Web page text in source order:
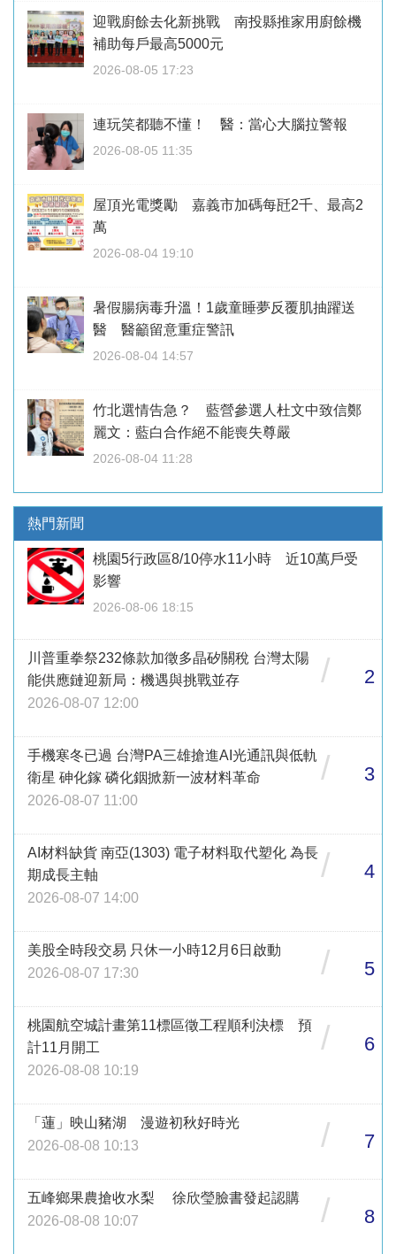
迎戰廚餘去化新挑戰 南投縣推家用廚餘機
補助每戶最高5000元
2026-08-05 17:23
連玩笑都聽不懂！ 醫：當心大腦拉警報
2026-08-05 11:35
屋頂光電獎勵 嘉義市加碼每瓩2千、最高2
萬
2026-08-04 19:10
暑假腸病毒升溫！1歲童睡夢反覆肌抽躍送
醫 醫籲留意重症警訊
2026-08-04 14:57
竹北選情告急？ 藍營參選人杜文中致信鄭
麗文：藍白合作絕不能喪失尊嚴
2026-08-04 11:28
熱門新聞
桃園5行政區8/10停水11小時 近10萬戶受
影響
2026-08-06 18:15
川普重拳祭232條款加徵多晶矽關稅 台灣太陽
能供應鏈迎新局：機遇與挑戰並存
2026-08-07 12:00
/ 2
手機寒冬已過 台灣PA三雄搶進AI光通訊與低軌
衛星 砷化鎵 磷化銦掀新一波材料革命
2026-08-07 11:00
/ 3
AI材料缺貨 南亞(1303) 電子材料取代塑化 為長
期成長主軸
2026-08-07 14:00
/ 4
美股全時段交易 只休一小時12月6日啟動
2026-08-07 17:30
/ 5
桃園航空城計畫第11標區徵工程順利決標 預
計11月開工
2026-08-08 10:19
/ 6
「蓮」映山豬湖 漫遊初秋好時光
2026-08-08 10:13
/ 7
五峰鄉果農搶收水梨 徐欣瑩臉書發起認購
2026-08-08 10:07
/ 8